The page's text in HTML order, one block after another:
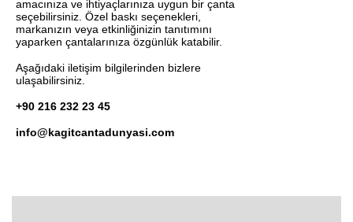
amacınıza ve ihtiyaçlarınıza uygun bir çanta
seçebilirsiniz. Özel baskı seçenekleri,
markanızın veya etkinliğinizin tanıtımını
yaparken çantalarınıza özgünlük katabilir.
Aşağıdaki iletişim bilgilerinden bizlere
ulaşabilirsiniz.
+90 216 232 23 45
info@kagitcantadunyasi.com